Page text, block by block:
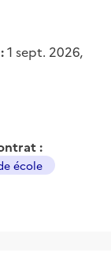
1 sept. 2026,
:
école